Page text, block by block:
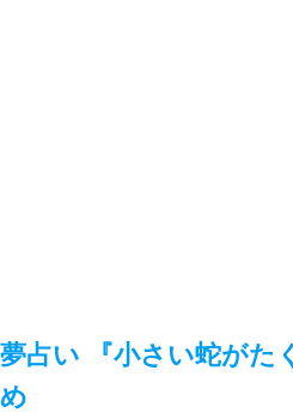
夢占い 『小さい蛇がた
め